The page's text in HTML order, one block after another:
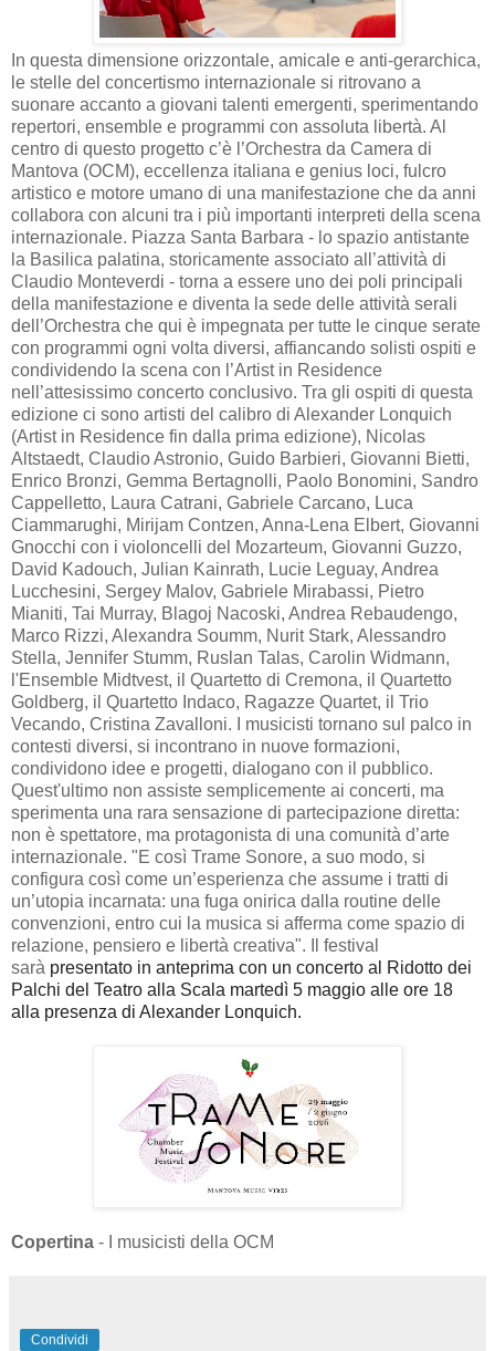
In questa dimensione orizzontale, amicale e anti-gerarchica,
le stelle del concertismo internazionale si ritrovano a
suonare accanto a giovani talenti emergenti, sperimentando
repertori, ensemble e programmi con assoluta libertà. Al
centro di questo progetto c’è l’Orchestra da Camera di
Mantova (OCM), eccellenza italiana e genius loci, fulcro
artistico e motore umano di una manifestazione che da anni
collabora con alcuni tra i più importanti interpreti della scena
internazionale. Piazza Santa Barbara - lo spazio antistante
la Basilica palatina, storicamente associato all’attività di
Claudio Monteverdi - torna a essere uno dei poli principali
della manifestazione e diventa la sede delle attività serali
dell’Orchestra che qui è impegnata per tutte le cinque serate
con programmi ogni volta diversi, affiancando solisti ospiti e
condividendo la scena con l’Artist in Residence
nell’attesissimo concerto conclusivo. Tra gli ospiti di questa
edizione ci sono artisti del calibro di Alexander Lonquich
(Artist in Residence fin dalla prima edizione), Nicolas
Altstaedt, Claudio Astronio, Guido Barbieri, Giovanni Bietti,
Enrico Bronzi, Gemma Bertagnolli, Paolo Bonomini, Sandro
Cappelletto, Laura Catrani, Gabriele Carcano, Luca
Ciammarughi, Mirijam Contzen, Anna-Lena Elbert, Giovanni
Gnocchi con i violoncelli del Mozarteum, Giovanni Guzzo,
David Kadouch, Julian Kainrath, Lucie Leguay, Andrea
Lucchesini, Sergey Malov, Gabriele Mirabassi, Pietro
Mianiti, Tai Murray, Blagoj Nacoski, Andrea Rebaudengo,
Marco Rizzi, Alexandra Soumm, Nurit Stark, Alessandro
Stella, Jennifer Stumm, Ruslan Talas, Carolin Widmann,
l'Ensemble Midtvest, il Quartetto di Cremona, il Quartetto
Goldberg, il Quartetto Indaco, Ragazze Quartet, il Trio
Vecando, Cristina Zavalloni. I musicisti tornano sul palco in
contesti diversi, si incontrano in nuove formazioni,
condividono idee e progetti, dialogano con il pubblico.
Quest'ultimo non assiste semplicemente ai concerti, ma
sperimenta una rara sensazione di partecipazione diretta:
non è spettatore, ma protagonista di una comunità d’arte
internazionale. "E così Trame Sonore, a suo modo, si
configura così come un’esperienza che assume i tratti di
un’utopia incarnata: una fuga onirica dalla routine delle
convenzioni, entro cui la musica si afferma come spazio di
relazione, pensiero e libertà creativa". Il festival
sarà presentato in anteprima con un concerto al Ridotto dei
Palchi del Teatro alla Scala martedì 5 maggio alle ore 18
alla presenza di Alexander Lonquich.
Copertina - I musicisti della OCM
Condividi